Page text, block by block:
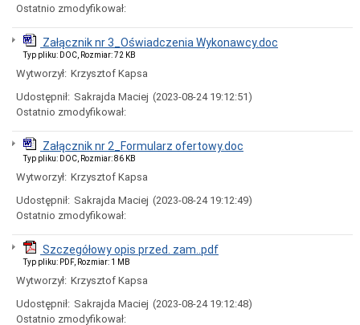
Kolejność
spraw
Moja
Ogłoszenia
Komunikat
Konkursy/Dotacje
Plany
zamówień
publicznych
Przetargi
ofertowe
Dialogi
techniczne
Rozeznania
rynku
Szacowanie
Ostatnio zmodyfikował:
Załącznik nr 3_Oświadczenia Wykonawcy.doc
Typ pliku: DOC, Rozmiar: 72 KB
Wytworzył: Krzysztof Kapsa
Udostępnił: Sakrajda Maciej (2023-08-24 19:12:51)
Ostatnio zmodyfikował:
Załącznik nr 2_Formularz ofertowy.doc
Typ pliku: DOC, Rozmiar: 86 KB
Wytworzył: Krzysztof Kapsa
Udostępnił: Sakrajda Maciej (2023-08-24 19:12:49)
Ostatnio zmodyfikował:
Szczegółowy opis przed. zam..pdf
Typ pliku: PDF, Rozmiar: 1 MB
Wytworzył: Krzysztof Kapsa
Udostępnił: Sakrajda Maciej (2023-08-24 19:12:48)
Ostatnio zmodyfikował: